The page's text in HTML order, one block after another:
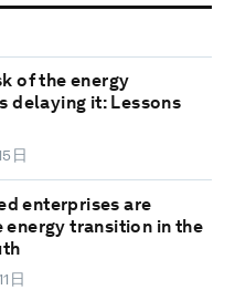
of the energy
delaying it: Lessons
日
enterprises are
energy transition in the
日